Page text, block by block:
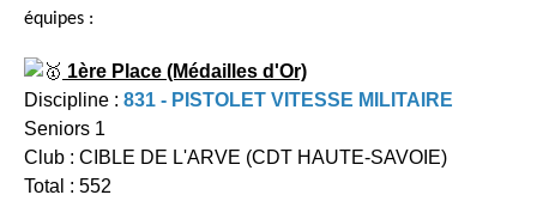
équipes :
1ère Place (Médailles d'Or)
Discipline : 831 - PISTOLET VITESSE MILITAIRE
Seniors 1
Club : CIBLE DE L'ARVE (CDT HAUTE-SAVOIE)
Total : 552